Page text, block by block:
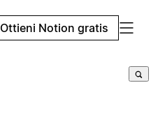
Ottieni Notion gratis